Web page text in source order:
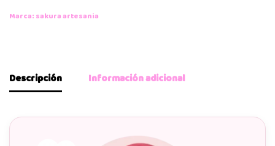
Marca: sakura artesania
Descripción Información adicional